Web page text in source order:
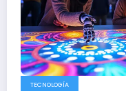
TECNOLOGÍA